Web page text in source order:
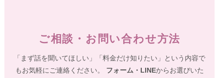
ご相談・お問い合わせ方法
「まず話を聞いてほしい」「料金だけ知りたい」という内容で
もお気軽にご連絡ください。
フォーム・LINEからお選びいた